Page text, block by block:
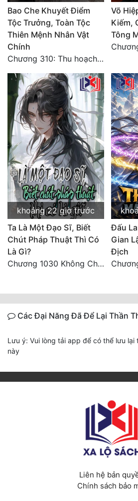
Bao Che Khuyết Điểm
Tộc Trưởng, Toàn Tộc
Thiên Mệnh Nhân Vật
Chính
Chương 310: Thu hoạch ngoài ý muốn, ưu thế tuyệt đối.
Võ
Kiếm,
Tông
khoảng 22 giờ trước
Ta Là Một Đạo Sĩ, Biết
Chút Pháp Thuật Thì Có
Là Gì?
Chương 1030 Không Chi Hoàng Nguyên Đại Hư
Đấu
Gian
Địch
Các Đại Năng Đã Để Lại Thần
Lưu ý: Vui lòng tải app để có thể lưu
này
Liên hệ bản
Chính sách bảo